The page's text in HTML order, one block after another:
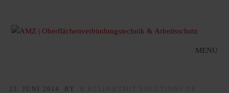
MENU
23. JUNI 2014 BY